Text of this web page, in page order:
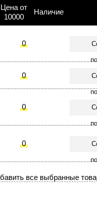
Цена от
10000
Наличие
0
0
0
0